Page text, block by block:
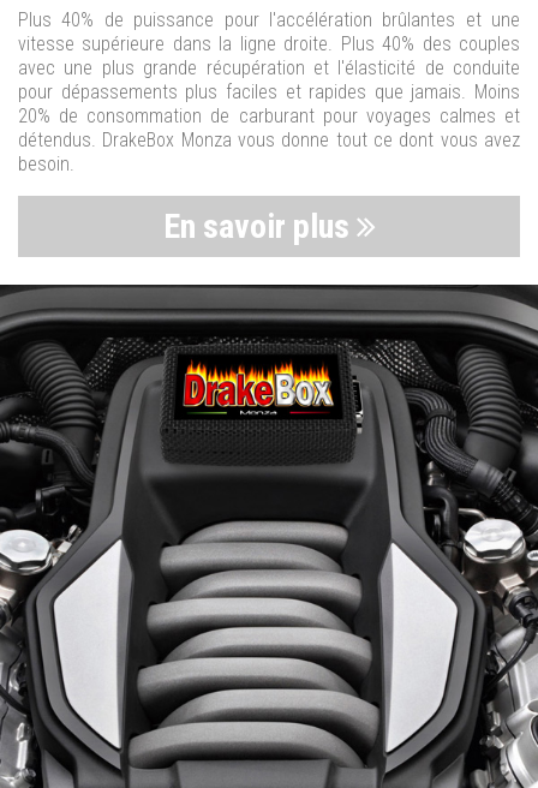
Plus 40% de puissance pour l'accélération brûlantes et une
vitesse supérieure dans la ligne droite. Plus 40% des couples
avec une plus grande récupération et l'élasticité de conduite
pour dépassements plus faciles et rapides que jamais. Moins
20% de consommation de carburant pour voyages calmes et
détendus. DrakeBox Monza vous donne tout ce dont vous avez
besoin.
En savoir plus